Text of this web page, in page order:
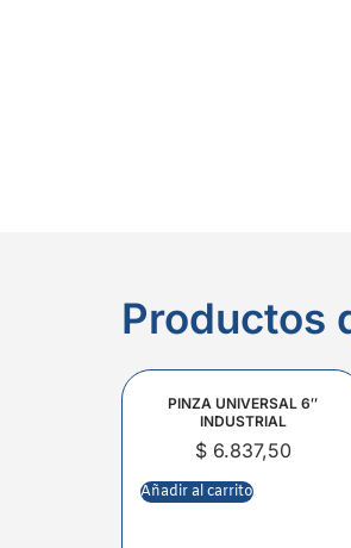
Productos
PINZA UNIVERSAL 6″
INDUSTRIAL
$6.837,50
Añadir al carrito